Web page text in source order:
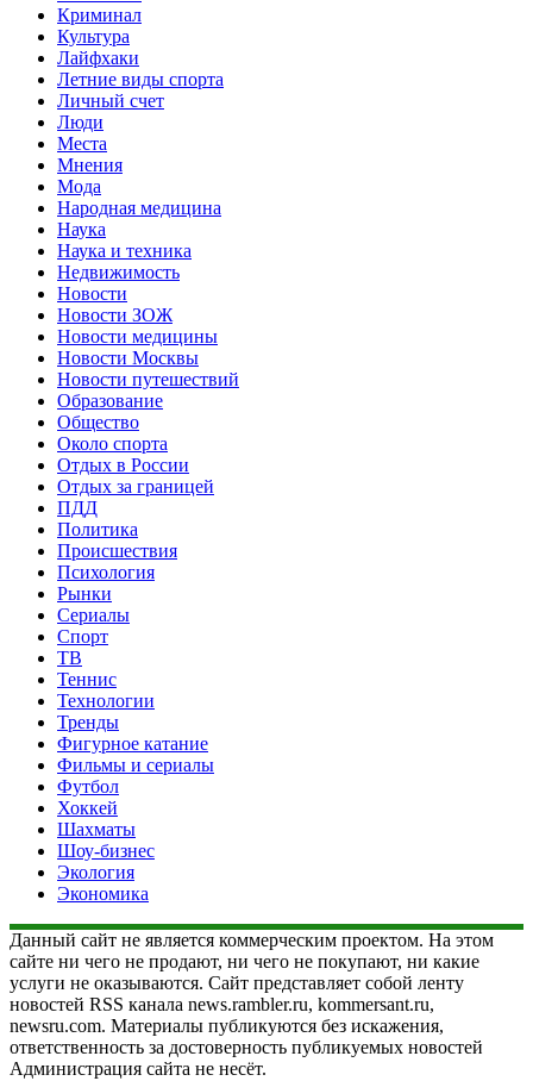
Криминал
Культура
Лайфхаки
Летние виды спорта
Личный счет
Люди
Места
Мнения
Мода
Народная медицина
Наука
Наука и техника
Недвижимость
Новости
Новости ЗОЖ
Новости медицины
Новости Москвы
Новости путешествий
Образование
Общество
Около спорта
Отдых в России
Отдых за границей
ПДД
Политика
Происшествия
Психология
Рынки
Сериалы
Спорт
ТВ
Теннис
Технологии
Тренды
Фигурное катание
Фильмы и сериалы
Футбол
Хоккей
Шахматы
Шоу-бизнес
Экология
Экономика
Данный сайт не является коммерческим проектом. На этом
сайте ни чего не продают, ни чего не покупают, ни какие
услуги не оказываются. Сайт представляет собой ленту
новостей RSS канала news.rambler.ru, kommersant.ru,
newsru.com. Материалы публикуются без искажения,
ответственность за достоверность публикуемых новостей
Администрация сайта не несёт.